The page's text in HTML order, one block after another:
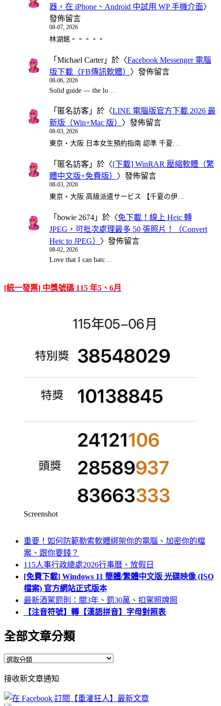
器，在 iPhone、Android 中試用 WP 手機介面〉
發佈留言
08-07, 2026
林湖銘。。。。。
「 Michael Carter」於〈Facebook Messenger 電腦
版下載（FB傳訊軟體） 〉發佈留言
08-06, 2026
Solid guide — the lo…
「 匿名訪客 」於〈LINE 電腦版官方下載 2026 最
新版（Win+Mac 版） 〉發佈留言
08-03, 2026
東京・大阪 日本女生預約指南 認準 千夏…
「 匿名訪客 」於〈[下載] WinRAR 壓縮軟體（繁
體中文版+免費版） 〉發佈留言
08-03, 2026
東京・大阪 高級派遣サービス 【千夏の伊…
「 bowie 2674 」於〈免下載！線上 Heic 轉
JPEG，可批次處理最多 50 張照片！（Convert
Heic to JPEG） 〉發佈留言
08-02, 2026
Love that I can batc…
[統一發票] 中獎號碼 115 年5、6月
Screenshot
重要！如何防範勒索軟體綁架你的電腦、加密你的檔
案、跟你要錢？
115人事行政總處2026行事曆、放假日
[免費下載] Windows 11 簡體/繁體中文版 光碟映像 (ISO
檔案) 官方網站正式版本
最新酒駕罰則：關3年、罰30萬、扣駕照牌照
【注音符號】轉【漢語拼音】字母對照表
全部文章分類
全
文
章
接收新文章通知